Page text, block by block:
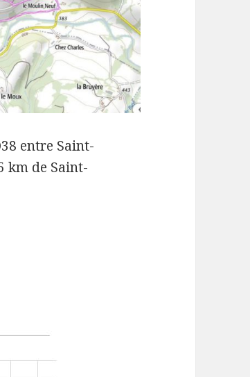
entre Saint-
km de Saint-